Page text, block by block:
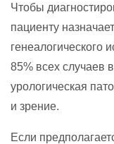
Чтобы
пациенту
генеалогического
85% всех случаев
урологическая
и зрение.
Если